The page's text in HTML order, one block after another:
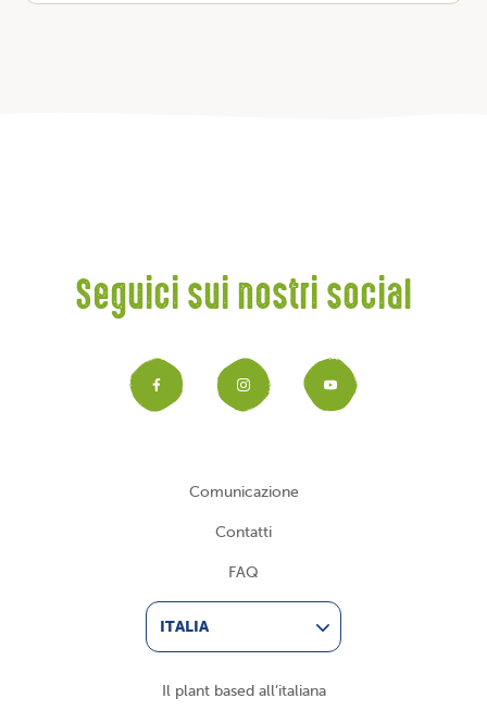
Seguici sui nostri social
Facebook
Instagram
Comunicazione
Contatti
FAQ
ITALIA
Il plant based all’italiana